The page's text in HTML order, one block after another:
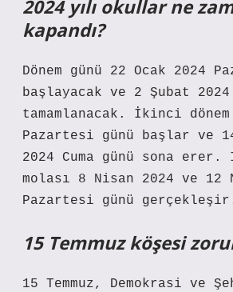
2024 yılı okullar ne
kapandı?
Dönem günü 22 Ocak 2024
başlayacak ve 2 Şubat 2024
tamamlanacak. İkinci
Pazartesi günü başlar ve
2024 Cuma günü sona erer.
molası 8 Nisan 2024 ve 12
Pazartesi günü
15 Temmuz köşesi
15 Temmuz, Demokrasi ve